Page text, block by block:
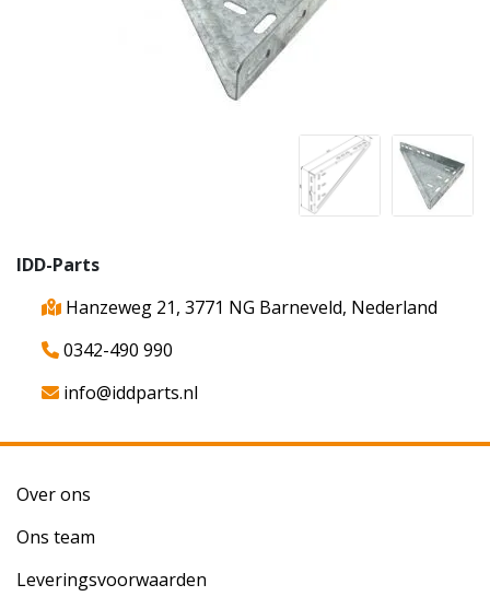
IDD-Parts
Hanzeweg 21, 3771 NG Barneveld, Nederland
0342-490 990
info@iddparts.nl
Over ons
Ons team
Leveringsvoorwaarden